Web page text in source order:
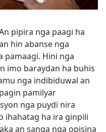
pipira nga paagi ha
hin abanse nga
pamaagi. Hini nga
imo baraydan ha buhis
nga indibiduwal an
pamilyar
nga puydi nira
ihahatag ha ira ginpili
an sanga nga opisina